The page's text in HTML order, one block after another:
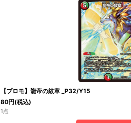
【プロモ】龍帝の紋章 _P32/Y15
80円(税込)
1点